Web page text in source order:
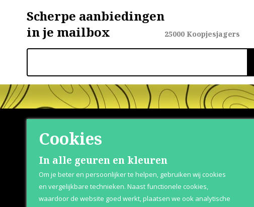
Scherpe aanbiedingen
in je mailbox
25000 Koopjesjagers
Shop
Herenparfum
Damesparfum
Retourneren
Bezorging & Levertijd
Cookies
In alle geuren en kleuren
Om je beter en persoonlijker te helpen, gebruiken wij cookies
en vergelijkbare technieken. Naast functionele cookies,
waardoor de website goed werkt, plaatsen we ook analytische